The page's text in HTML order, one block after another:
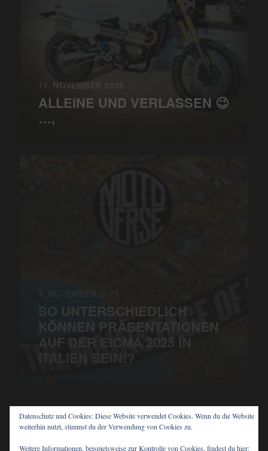
11. NOVEMBER 2025
ALLEINE UND VERLASSEN 😉
…,
SO UNTERSCHIEDLICH
KÖNNEN PRÄSENTATIONEN
AUF DER EICMA 2025 IN
Datenschutz und Cookies: Diese Website verwendet Cookies. Wenn du die Website
weiterhin nutzt, stimmst du der Verwendung von Cookies zu.
Weitere Informationen, beispielsweise zur Kontrolle von Cookies, findest du hier: